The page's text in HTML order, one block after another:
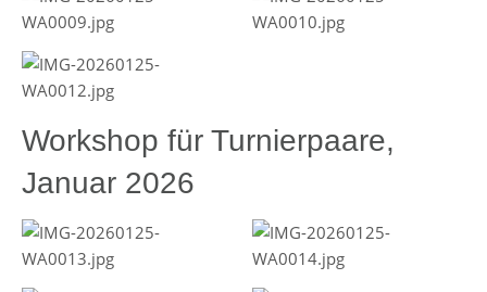
Workshop für Turnierpaare,
Januar 2026